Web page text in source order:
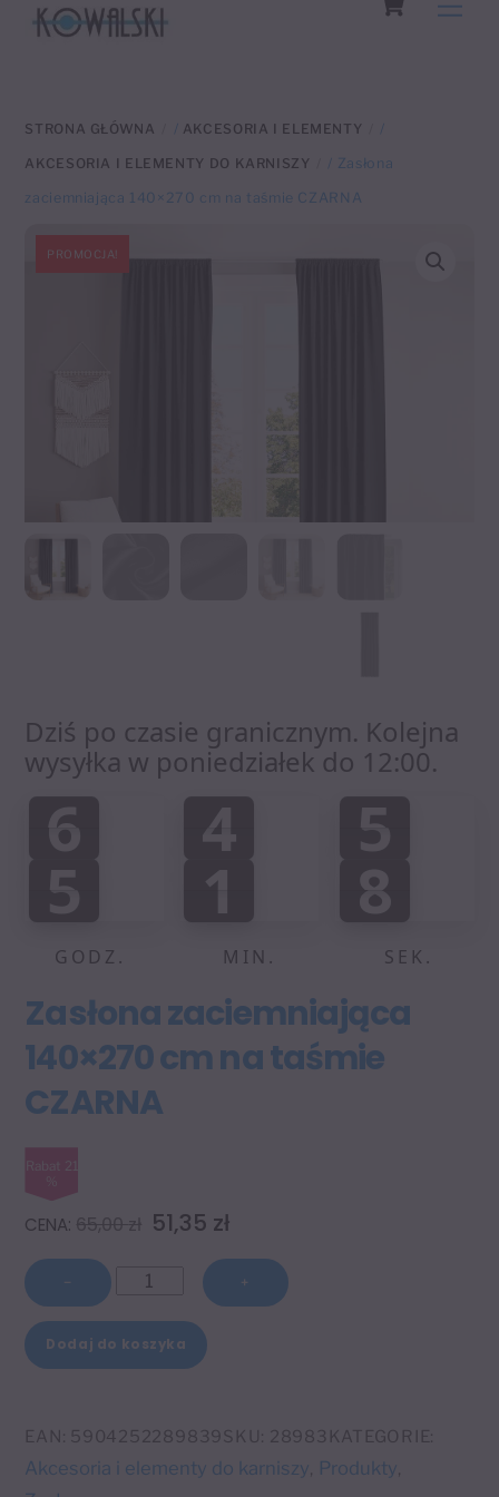
STRONA GŁÓWNA / AKCESORIA I ELEMENTY /
AKCESORIA I ELEMENTY DO KARNISZY / Zasłona
zaciemniająca 140×270 cm na taśmie CZARNA
PROMOCJA!
Dziś po czasie granicznym. Kolejna
wysyłka w poniedziałek do 12:00.
6
0
6
5
5
5
5
4
0
4
1
2
1
5
0
5
7
8
7
9
8
GODZ. MIN. SEK.
Zasłona zaciemniająca
140×270 cm na taśmie
CZARNA
Rabat 21
Pierwotna
wynosiła:
65,00 zł.
51,35 złAktualna
cena
wynosi:
−
ilość
zaciemniająca
140x270
na
taśmie
+
Dodaj do koszyka
e
r
EAN: 5904252289839 SKU: 28983 KATEGORIE:
Akcesoria i elementy do karniszy Produkty